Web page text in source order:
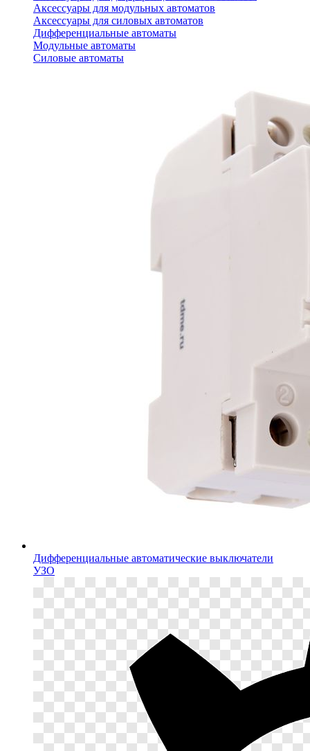
Аксессуары для модульных автоматов
Аксессуары для силовых автоматов
Дифференциальные автоматы
Модульные автоматы
Силовые автоматы
Дифференциальные автоматические выключатели
УЗО